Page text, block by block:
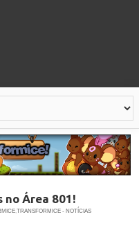
no Área 801!
,TRANSFORMICE - NOTÍCIAS